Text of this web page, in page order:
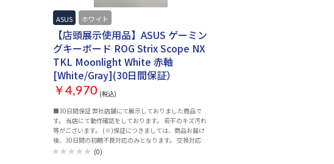
ASUS ホワイト
【店頭展示使用品】ASUS ゲーミン
グキーボード ROG Strix Scope NX
TKL Moonlight White 赤軸
[White/Gray](30日間保証）
￥4,970 (税込)
■30日間保証 弊社店舗にて展示しておりました商品で
す。 当店にて動作確認をしております。 若干のキズ汚れ
等がございます。 (※)保証につきましては、商品お届け
後、30日間の初期不良対応のみとなります。 交換対応は
行っておりませんので予めご了承ください。 (※)商品の
(0)